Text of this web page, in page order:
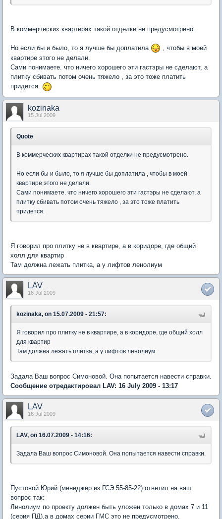
В коммерческих квартирах такой отделки не предусмотрено.
Но если бы и было, то я лучше бы доплатила
, чтобы в моей
квартире этого не делали.
Сами понимаете. что ничего хорошего эти гастэры не сделают, а
плитку сбивать потом очень тяжело , за это тоже платить
придется.
kozinaka
15 Jul 2009
Quote
В коммерческих квартирах такой отделки не предусмотрено.
Но если бы и было, то я лучше бы доплатила , чтобы в моей
квартире этого не делали.
Сами понимаете. что ничего хорошего эти гастэры не сделают, а
плитку сбивать потом очень тяжело , за это тоже платить
придется.
Я говорил про плитку не в квартире, а в коридоре, где общий
холл для квартир
Там должна лежать плитка, а у лифтов ленолиум
LAV
16 Jul 2009
kozinaka, on 15.07.2009 - 21:57:
Я говорил про плитку не в квартире, а в коридоре, где общий холл
для квартир
Там должна лежать плитка, а у лифтов ленолиум
Задала Ваш вопрос Симоновой. Она попытается навести справки.
Сообщение отредактировал LAV: 16 July 2009 - 13:17
LAV
16 Jul 2009
LAV, on 16.07.2009 - 14:16:
Задала Ваш вопрос Симоновой. Она попытается навести справки.
Пустовой Юрий (менеджер из ГСЭ 55-85-22) ответил на ваш
вопрос так:
Линолиум по проекту должен быть уложен только в домах 7 и 11
(серия ПД),а в домах серии ГМС это не предусмотрено.